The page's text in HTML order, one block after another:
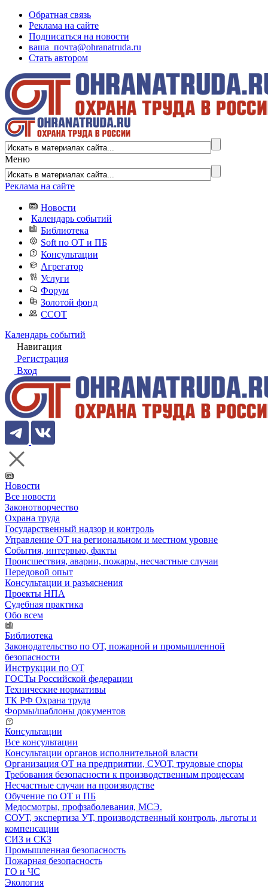
Обратная связь
Реклама на сайте
Подписаться на новости
ваша_почта@ohranatruda.ru
Стать автором
Меню
Реклама на сайте
Новости
Календарь событий
Библиотека
Soft по ОТ и ПБ
Консультации
Агрегатор
Услуги
Форум
Золотой фонд
ССОТ
Календарь событий
Навигация
Регистрация
Вход
Новости
Все новости
Законотворчество
Охрана труда
Государственный надзор и контроль
Управление ОТ на региональном и местном уровне
События, интервью, факты
Происшествия, аварии, пожары, несчастные случаи
Передовой опыт
Консультации и разъяснения
Проекты НПА
Судебная практика
Обо всем
Библиотека
Законодательство по ОТ, пожарной и промышленной
безопасности
Инструкции по ОТ
ГОСТы Российской федерации
Технические нормативы
ТК РФ Охрана труда
Формы/шаблоны документов
Консультации
Все консультации
Консультации органов исполнительной власти
Организация ОТ на предприятии, СУОТ, трудовые споры
Требования безопасности к производственным процессам
Несчастные случаи на производстве
Обучение по ОТ и ПБ
Медосмотры, профзаболевания, МСЭ.
СОУТ, экспертиза УТ, производственный контроль, льготы и
компенсации
СИЗ и СКЗ
Промышленная безопасность
Пожарная безопасность
ГО и ЧС
Экология